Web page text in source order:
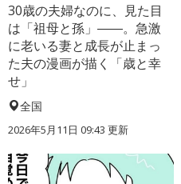
30歳の夫婦なのに、見た目
は「祖母と孫」――。急激
に老いる妻と成長が止まっ
た夫の漫画が描く「歳と幸
せ」
全国
2026年5月11日 09:43 更新